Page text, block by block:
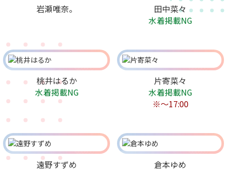
岩瀬唯奈。
田中菜々
水着掲載NG
桃井はるか
水着掲載NG
片寄菜々
水着掲載NG
※～17:00
遠野すずめ 倉本ゆめ